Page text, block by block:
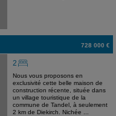
728 000 €
2
Nous vous proposons en
exclusivité cette belle maison de
construction récente, située dans
un village touristique de la
commune de Tandel, à seulement
2 km de Diekirch. Nichée ...